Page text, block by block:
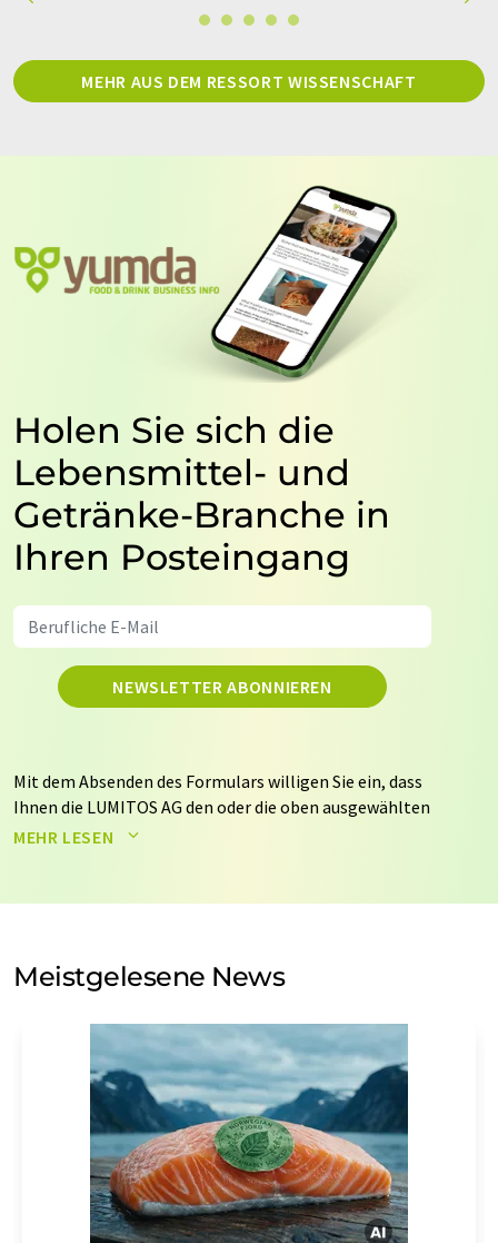
MEHR AUS DEM RESSORT WISSENSCHAFT
Holen Sie sich die
Lebensmittel- und
Getränke-Branche in
Ihren Posteingang
NEWSLETTER ABONNIEREN
Mit dem Absenden des Formulars willigen Sie ein, dass
Ihnen die LUMITOS AG den oder die oben ausgewählten
Newsletter per E-Mail zusendet. Ihre Daten werden
auf Basis unsererDatenschutzerklärung. LUMITOS darf
Meinungsforschung per E-Mail kontaktieren. Ihre
Einwilligung können Sie jederzeit ohne Angabe von
Str. 2, 12489 Berlin oder per E-Mail unter
widerruf@lumitos.commit Wirkung für die Zukunft
widerrufen. Zudem ist in jeder E-Mail ein Link zur
Abbestellung des entsprechenden Newsletters
enthalten.
MEHR LESEN
Meistgelesene News